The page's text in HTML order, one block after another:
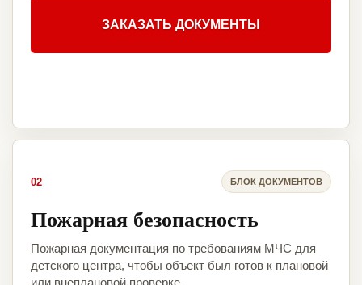
ЗАКАЗАТЬ ДОКУМЕНТЫ
02 БЛОК ДОКУМЕНТОВ
Пожарная безопасность
Пожарная документация по требованиям МЧС для
детского центра, чтобы объект был готов к плановой
или внеплановой проверке.